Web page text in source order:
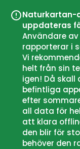
Naturkartan-
uppdateras
Användare
rapporterar i
Vi
helt från sin
igen! Då skall
befintliga
efter
all data för
att klara
den blir för
behöver den